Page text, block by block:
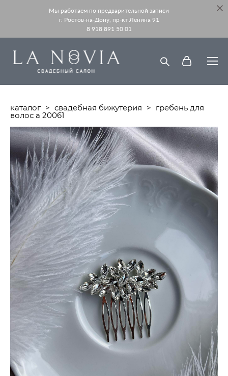
Мы работаем по предварительной записи
г. Ростов-на-Дону, пр-кт Ленина 91
8 918 891 50 01
каталог > свадебная бижутерия >
гребень для
волос а 20061